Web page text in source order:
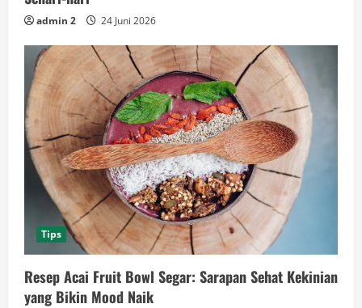
admin 2 24 Juni 2026
Tips
Resep Acai Fruit Bowl Segar: Sarapan Sehat Kekinian
yang Bikin Mood Naik